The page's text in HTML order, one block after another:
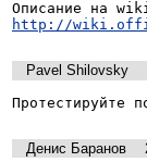
http://
Pavel Shilovsky
Денис Баранов